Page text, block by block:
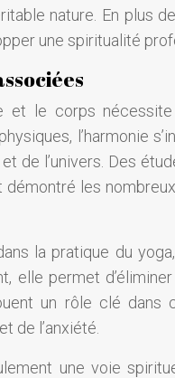
nature. En plus
une spiritualité
et le corps
l’harmonie
de l’univers. Des
les
la pratique du
elle permet
un rôle clé dans
de l’anxiété.
une voie